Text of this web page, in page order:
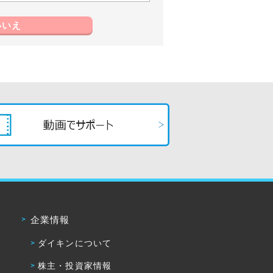
え
企業情報
ダイキンについて
株主・投資家情報